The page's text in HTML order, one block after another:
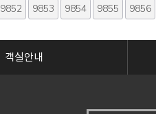
9852 9853 9854 9855 9856
객실안내